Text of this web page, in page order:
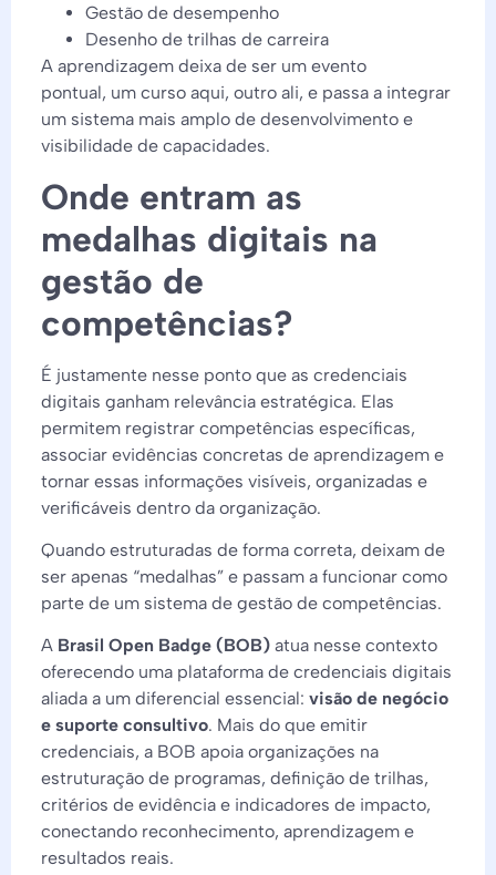
Gestão de desempenho
Desenho de trilhas de carreira
A aprendizagem deixa de ser um evento
pontual, um curso aqui, outro ali, e passa a integrar
um sistema mais amplo de desenvolvimento e
visibilidade de capacidades.
Onde entram as
medalhas digitais na
gestão de
competências?
É justamente nesse ponto que as credenciais
digitais ganham relevância estratégica. Elas
permitem registrar competências específicas,
associar evidências concretas de aprendizagem e
tornar essas informações visíveis, organizadas e
verificáveis dentro da organização.
Quando estruturadas de forma correta, deixam de
ser apenas “medalhas” e passam a funcionar como
parte de um sistema de gestão de competências.
A Brasil Open Badge (BOB) atua nesse contexto
oferecendo uma plataforma de credenciais digitais
aliada a um diferencial essencial: visão de negócio
e suporte consultivo. Mais do que emitir
credenciais, a BOB apoia organizações na
estruturação de programas, definição de trilhas,
critérios de evidência e indicadores de impacto,
conectando reconhecimento, aprendizagem e
resultados reais.